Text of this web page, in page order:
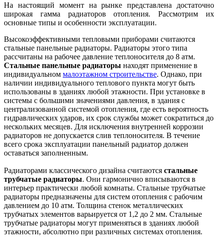
На настоящий момент на рынке представлена достаточно
широкая гамма радиаторов отопления. Рассмотрим их
основные типы и особенности эксплуатации.
Высокоэффективными тепловыми приборами считаются
стальные панельные радиаторы. Радиаторы этого типа
рассчитаны на рабочее давление теплоносителя до 8 атм.
Стальные панельные радиаторы находят применение в
индивидуальном малоэтажном строительстве. Однако, при
наличии индивидуального теплового пункта могут быть
использованы в зданиях любой этажности. При установке в
системы с большими значениями давления, в здания с
централизованной системой отопления, где есть вероятность
гидравлических ударов, их срок службы может сократиться до
нескольких месяцев. Для исключения внутренней коррозии
радиаторов не допускается слив теплоносителя. В течение
всего срока эксплуатации панельный радиатор должен
оставаться заполненным.
Радиаторами классического дизайна считаются стальные
трубчатые радиаторы. Они гармонично вписываются в
интерьер практически любой комнаты. Стальные трубчатые
радиаторы предназначены для систем отопления с рабочим
давлением до 10 атм. Толщина стенок металлических
трубчатых элементов варьируется от 1,2 до 2 мм. Стальные
трубчатые радиаторы могут применяться в зданиях любой
этажности, абсолютно при различных системах отопления.